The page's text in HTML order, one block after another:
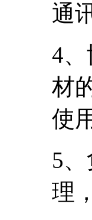
通
4
材
使
5
理